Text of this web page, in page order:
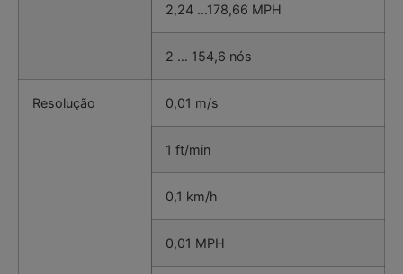
2,24 …178,66 MPH
2 … 154,6 nós
Resolução 0,01 m/s
1 ft/min
0,1 km/h
0,01 MPH